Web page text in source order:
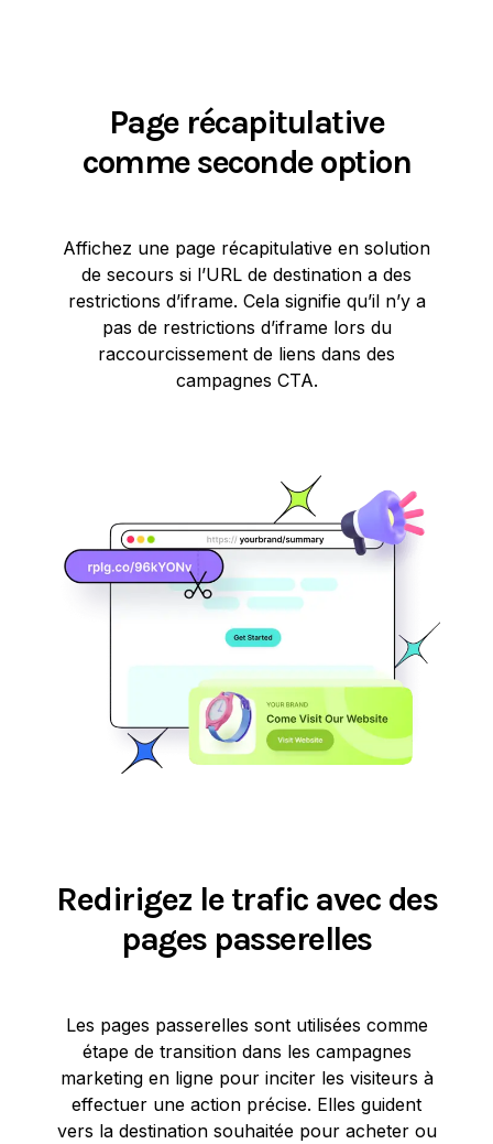
Page récapitulative
comme seconde option
Affichez une page récapitulative en solution
de secours si l’URL de destination a des
restrictions d’iframe. Cela signifie qu’il n’y a
pas de restrictions d’iframe lors du
raccourcissement de liens dans des
campagnes CTA.
Redirigez le trafic avec des
pages passerelles
Les pages passerelles sont utilisées comme
étape de transition dans les campagnes
marketing en ligne pour inciter les visiteurs à
effectuer une action précise. Elles guident
vers la destination souhaitée pour acheter ou